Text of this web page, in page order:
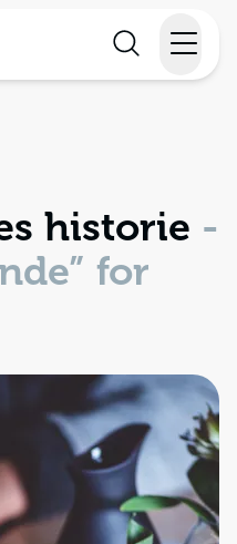
historie -
for